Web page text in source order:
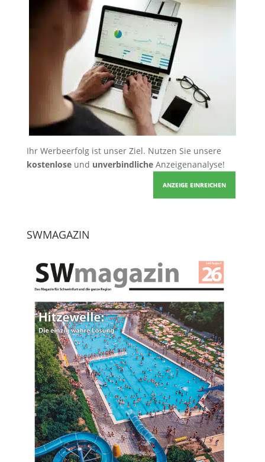
Ihr Werbeerfolg ist unser Ziel. Nutzen Sie unsere
kostenloseund unverbindlicheAnzeigenanalyse!
ANZEIGE EINREICHEN
SWMAGAZIN